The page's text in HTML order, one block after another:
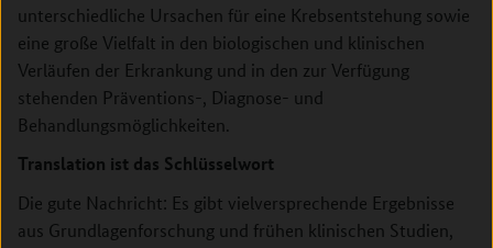
unterschiedliche Ursachen für eine Krebsentstehung sowie
eine große Vielfalt in den biologischen und klinischen
Verläufen der Erkrankung und in den zur Verfügung
stehenden Präventions-, Diagnose- und
Behandlungsmöglichkeiten.
Translation ist das Schlüsselwort
Die gute Nachricht: Es gibt vielversprechende Ergebnisse
aus Grundlagenforschung und frühen klinischen Studien,